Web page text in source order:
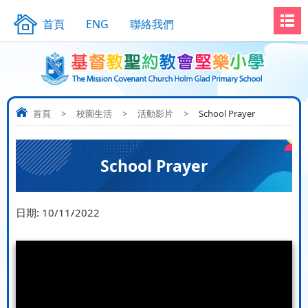
首頁 ENG 聯絡我們
首頁 > 校園生活 > 活動影片 > School Prayer
School Prayer
日期: 10/11/2022